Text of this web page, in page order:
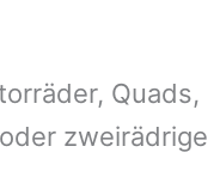
Quads,
zweirädrige